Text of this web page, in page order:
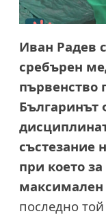
Иван Радев
сребърен
първенство
състезание
при което
последно